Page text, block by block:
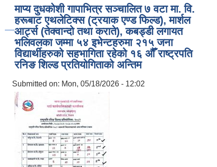
माप्य दुधकोशी गापाभित्र सञ्चालित ७ वटा मा. वि.
हरूबाट एथलेटिक्स (ट्रयाक एण्ड फिल्ड), मार्शल
आर्ट्स (तेक्वान्दो तथा कराते), कबड्डी लगायत
भलिवलका जम्मा ५४ इभेन्टहरुमा २१५ जना
विद्यार्थीहरुको सहभागिता रहेको १६ औँ राष्ट्रपति
रनिङ शिल्ड प्रतियोगिताको अन्तिम
Submitted on: Mon, 05/18/2026 - 12:02